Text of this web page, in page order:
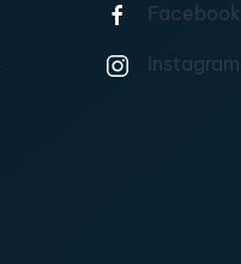
Facebook
Instagram